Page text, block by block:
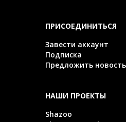
ПРИСОЕДИНИТЬСЯ
Завести аккаунт
Подписка
Предложить новость
НАШИ ПРОЕКТЫ
Shazoo